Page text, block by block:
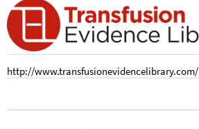
http://www.transfusionevidencelibrary.com/